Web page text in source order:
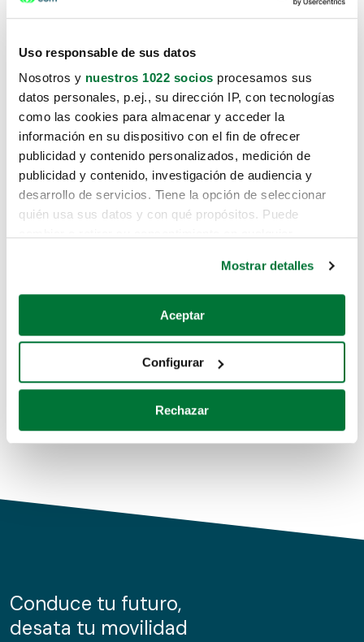
Uso responsable de sus datos
Nosotros y nuestros 1022 socios procesamos sus
datos personales, p.ej., su dirección IP, con tecnologías
como las cookies para almacenar y acceder la
información en su dispositivo con el fin de ofrecer
publicidad y contenido personalizados, medición de
publicidad y contenido, investigación de audiencia y
desarrollo de servicios. Tiene la opción de seleccionar
quién usa sus datos y con qué propósitos. Puede
Si lo permite, también quisiéramos:
Recopilar información sobre su ubicación geográfica
Identificar su dispositivo analizándolo activamente
para buscar características específicas (huellas
Obtenga más información sobre cómo se procesan sus
de cookies.
información sobre el uso que haga del sitio web con
nuestros partners de redes sociales, publicidad y análisis
Mostrar detalles
Aceptar
Configurar
Rechazar
Lo sentimos, no sabemos como
te hemos traido hasta aquí.
Pero puedes encontrar el coche que estás
buscando en alguno de estos enlaces:
Coches de segunda mano
Coches de km0
Conduce tu futuro,
desata tu movilidad